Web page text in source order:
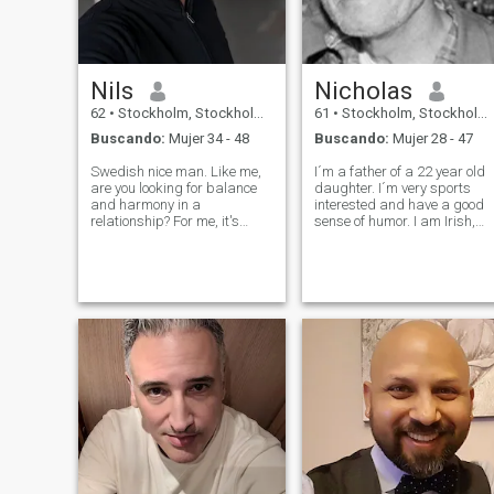
Nils
62 • Stockholm, Stockholm, Suecia
Buscando: Mujer 34 - 48
Swedish nice man. Like me,
are you looking for balance
and harmony in a
relationship? For me, it's
a sense of reciprocity. A
balance wh
Nicholas
61 • Stockholm, Stockholm, Suecia
Buscando: Mujer 28 - 47
I´m a father of a 22 year old
daughter. I´m very sports
interested and have a good
sense of humor. I am Irish,
´m a kind person with a